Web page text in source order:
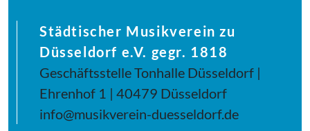
Städtischer Musikverein zu
Düsseldorf e.V. gegr. 1818
Geschäftsstelle Tonhalle Düsseldorf |
Ehrenhof 1 | 40479 Düsseldorf
info@musikverein-duesseldorf.de